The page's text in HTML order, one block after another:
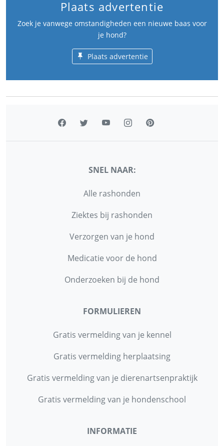
Plaats advertentie
Zoek je vanwege omstandigheden een nieuwe baas voor
je hond?
Plaats advertentie
SNEL NAAR:
Alle rashonden
Ziektes bij rashonden
Verzorgen van je hond
Medicatie voor de hond
Onderzoeken bij de hond
FORMULIEREN
Gratis vermelding van je kennel
Gratis vermelding herplaatsing
Gratis vermelding van je dierenartsenpraktijk
Gratis vermelding van je hondenschool
INFORMATIE